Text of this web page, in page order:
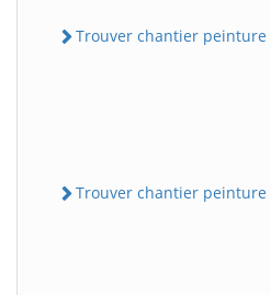
Trouver chantier peinture
Trouver chantier peinture